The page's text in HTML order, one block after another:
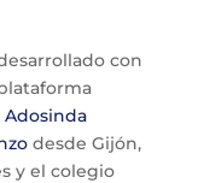
con
Adosinda
desde Gijón,
y el colegio